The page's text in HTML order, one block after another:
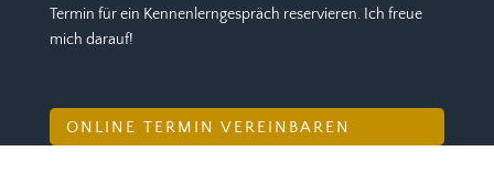
Termin für ein Kennenlerngespräch reservieren. Ich freue
mich darauf!
ONLINE TERMIN VEREINBAREN